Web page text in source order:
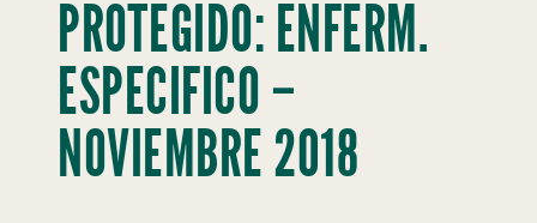
PROTEGIDO: ENFERM.
ESPECIFICO –
NOVIEMBRE 2018